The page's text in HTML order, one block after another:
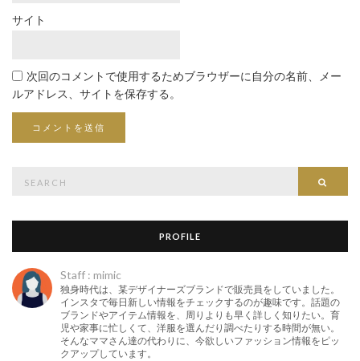
サイト
次回のコメントで使用するためブラウザーに自分の名前、メー
ルアドレス、サイトを保存する。
PROFILE
Staff : mimic
独身時代は、某デザイナーズブランドで販売員をしていました。
インスタで毎日新しい情報をチェックするのが趣味です。話題の
ブランドやアイテム情報を、周りよりも早く詳しく知りたい。育
児や家事に忙しくて、洋服を選んだり調べたりする時間が無い。
そんなママさん達の代わりに、今欲しいファッション情報をピッ
クアップしています。